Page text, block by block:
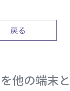
戻る
他の端末